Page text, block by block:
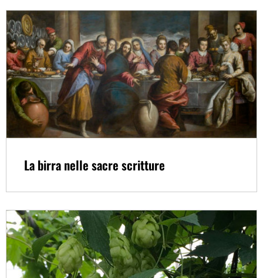
La birra nelle sacre scritture